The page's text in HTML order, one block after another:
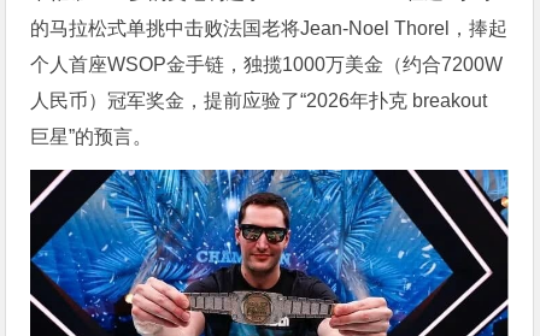
的马拉松式单挑中击败法国老将Jean-Noel Thorel，捧起
个人首座WSOP金手链，独揽1000万美金（约合7200W
人民币）冠军奖金，提前应验了“2026年扑克 breakout
巨星”的预言。